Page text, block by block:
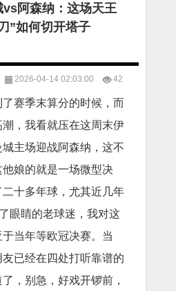
阿森纳：这场天王
”如何切开塔子
2026-04-14 02:03:00 42
了赛季末算分的时候，而
，我看就压在这周末伊
主场迎战阿森纳，这不
娘的就是一场微型决
十多年球，尤其近几年
眼睛的老球迷，我对这
当年等欧冠决赛。当
已经在四处打听靠谱的
，别急，好戏开锣前，